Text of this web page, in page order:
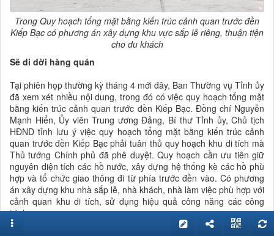
Trong Quy hoạch tổng mặt bằng kiến trúc cảnh quan trước đền
Kiếp Bạc có phương án xây dựng khu vực sắp lễ riêng, thuận tiện
cho du khách
Sẽ di dời hàng quán
Tại phiên họp thường kỳ tháng 4 mới đây, Ban Thường vụ Tỉnh ủy
đã xem xét nhiều nội dung, trong đó có việc quy hoạch tổng mặt
bằng kiến trúc cảnh quan trước đền Kiếp Bạc. Đồng chí Nguyễn
Mạnh Hiển, Ủy viên Trung ương Đảng, Bí thư Tỉnh ủy, Chủ tịch
HĐND tỉnh lưu ý việc quy hoạch tổng mặt bằng kiến trúc cảnh
quan trước đền Kiếp Bạc phải tuân thủ quy hoạch khu di tích mà
Thủ tướng Chính phủ đã phê duyệt. Quy hoạch cần ưu tiên giữ
nguyên diện tích các hồ nước, xây dựng hệ thống kè các hồ phù
hợp và tổ chức giao thông đi từ phía trước đền vào. Có phương
án xây dựng khu nhà sắp lễ, nhà khách, nhà làm việc phù hợp với
cảnh quan khu di tích, sử dụng hiệu quả công năng các công
trình.